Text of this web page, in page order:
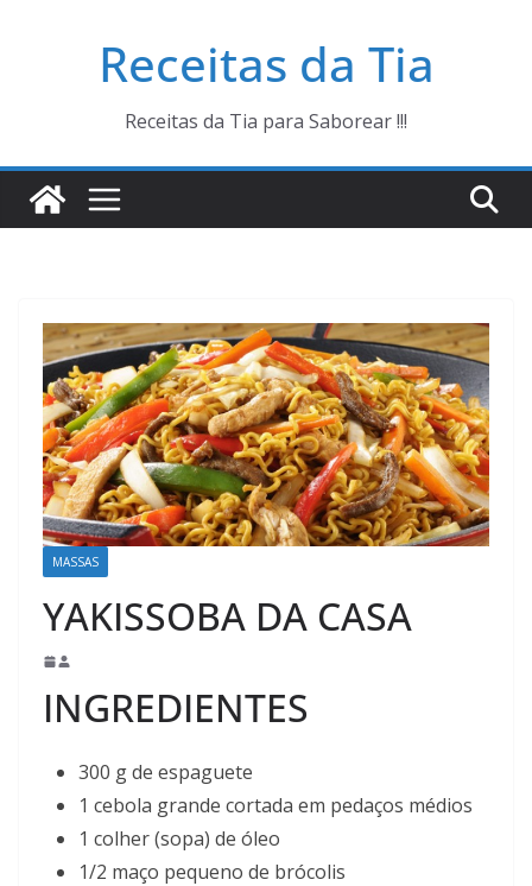
Receitas da Tia
Receitas da Tia para Saborear !!!
MASSAS
YAKISSOBA DA CASA
INGREDIENTES
300 g de espaguete
1 cebola grande cortada em pedaços médios
1 colher (sopa) de óleo
1/2 maço pequeno de brócolis